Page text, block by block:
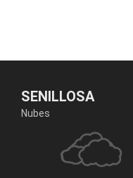
SENILLOSA
Nubes